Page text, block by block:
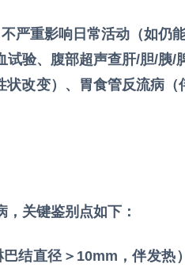
严重影响日常活动（如仍
验、腹部超声查肝/胆/胰/
改变）、胃食管反流病
关键鉴别点如下：
结直径＞10mm，伴发热